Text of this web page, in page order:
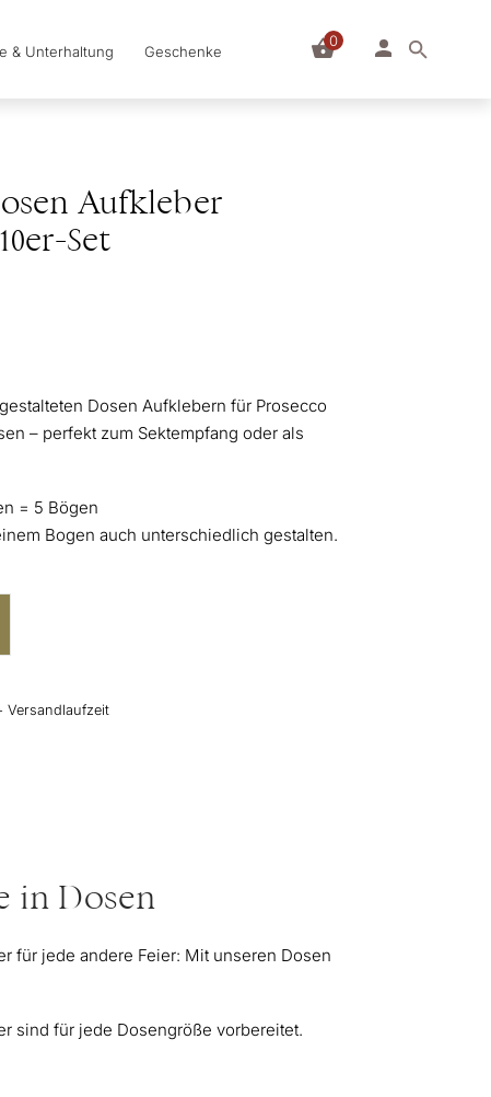
& Unterhaltung Geschenke
0
Aufkleber
Set
Dosen Aufklebern für Prosecco
– perfekt zum Sektempfang oder als
= 5 Bögen
Bogen auch unterschiedlich gestalten.
Versandlaufzeit
in Dosen
für jede andere Feier: Mit unseren Dosen
sind für jede Dosengröße vorbereitet.